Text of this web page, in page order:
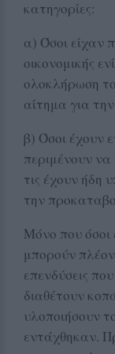
κατηγορίες:
α) Όσοι είχαν
οικονομικής
ολοκλήρωση
αίτημα για
β) Όσοι έχουν
περιμένουν
τις έχουν ήδη
την
Μόνο που όσοι
μπορούν
επενδύσεις
διαθέτουν
υλοποιήσουν
εντάχθηκαν.